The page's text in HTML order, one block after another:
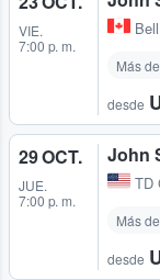
VIE.
7:00 p. m.
Más
desde
29 OCT.
JUE.
7:00 p. m.
John
TD
Más
desde